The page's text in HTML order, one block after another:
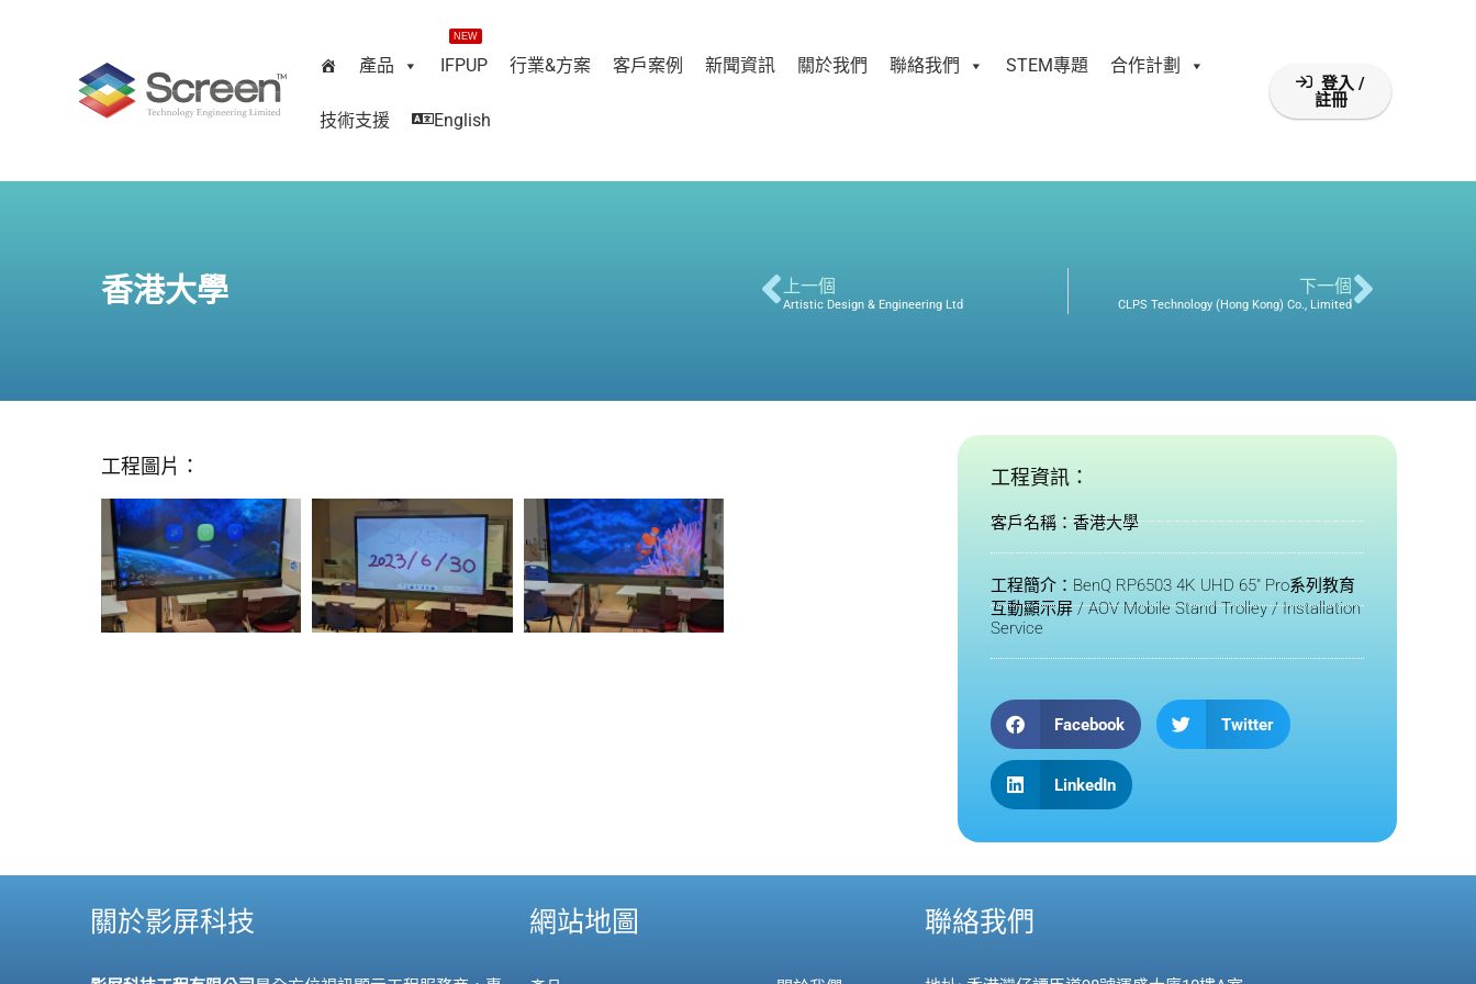
產品
NEW
IFPUP 行業&方案 客戶案例 新聞資訊 關於我們 聯絡我們 STEM專題 合作計劃
技術支援 English
登入 /
註冊
香港大學 上一個
Artistic Design & Engineering Ltd
下一個
CLPS Technology (Hong Kong) Co., Limited
工程圖片： 工程資訊：
客戶名稱：香港大學
工程簡介：BenQ RP6503 4K UHD 65" Pro系列教育
互動顯示屏 / AOV Mobile Stand Trolley / Installation
Service
Facebook Twitter
LinkedIn
關於影屏科技 網站地圖 聯絡我們